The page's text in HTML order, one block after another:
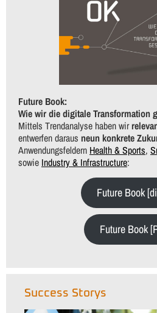
Future Book:
Wie wir die digitale Transformation
Mittels Trendanalyse haben wir
entwerfen daraus neun konkrete
Anwendungsfeldern Health & Sports,
sowie Industry & Infrastructure:
Future Book
Future Book
Success Storys